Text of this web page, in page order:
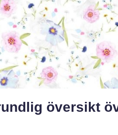
översikt